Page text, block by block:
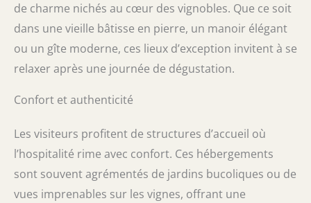
de charme nichés au cœur des vignobles. Que ce soit
dans une vieille bâtisse en pierre, un manoir élégant
ou un gîte moderne, ces lieux d’exception invitent à se
relaxer après une journée de dégustation.
Confort et authenticité
Les visiteurs profitent de structures d’accueil où
l’hospitalité rime avec confort. Ces hébergements
sont souvent agrémentés de jardins bucoliques ou de
vues imprenables sur les vignes, offrant une